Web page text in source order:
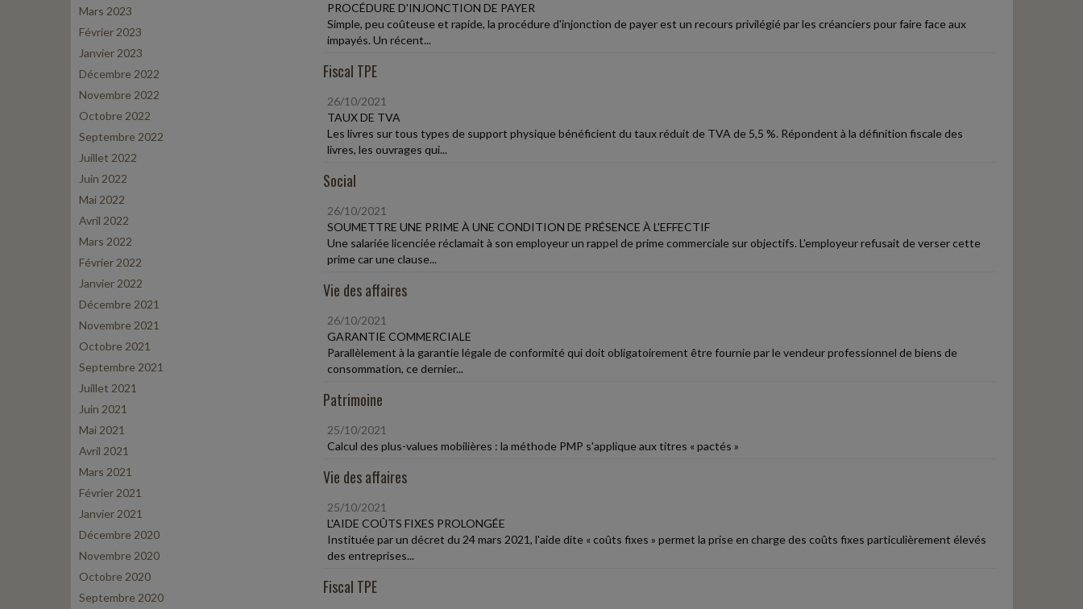
Mars 2023
Février 2023
Janvier 2023
Décembre 2022
Novembre 2022
Octobre 2022
Septembre 2022
Juillet 2022
Juin 2022
Mai 2022
Avril 2022
Mars 2022
Février 2022
Janvier 2022
Décembre 2021
Novembre 2021
Octobre 2021
Septembre 2021
Juillet 2021
Juin 2021
Mai 2021
Avril 2021
Mars 2021
Février 2021
Janvier 2021
Décembre 2020
Novembre 2020
Octobre 2020
Septembre 2020
PROCÉDURE D'INJONCTION DE PAYER
Simple, peu coûteuse et rapide, la procédure d'injonction de payer est un recours privilégié par les créanciers pour faire face aux
impayés. Un récent...
Fiscal TPE
26/10/2021
TAUX DE TVA
Les livres sur tous types de support physique bénéficient du taux réduit de TVA de 5,5 %. Répondent à la définition fiscale des
livres, les ouvrages qui...
Social
26/10/2021
SOUMETTRE UNE PRIME À UNE CONDITION DE PRÉSENCE À L'EFFECTIF
Une salariée licenciée réclamait à son employeur un rappel de prime commerciale sur objectifs. L'employeur refusait de verser cette
prime car une clause...
Vie des affaires
26/10/2021
GARANTIE COMMERCIALE
Parallèlement à la garantie légale de conformité qui doit obligatoirement être fournie par le vendeur professionnel de biens de
consommation, ce dernier...
Patrimoine
25/10/2021
Calcul des plus-values mobilières : la méthode PMP s'applique aux titres « pactés »
Vie des affaires
25/10/2021
L'AIDE COÛTS FIXES PROLONGÉE
Instituée par un décret du 24 mars 2021, l'aide dite « coûts fixes » permet la prise en charge des coûts fixes particulièrement élevés
des entreprises...
Fiscal TPE